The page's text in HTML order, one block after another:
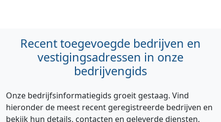
Recent toegevoegde bedrijven en
vestigingsadressen in onze
bedrijvengids
Onze bedrijfsinformatiegids groeit gestaag. Vind
hieronder de meest recent geregistreerde bedrijven en
bekijk hun details, contacten en geleverde diensten.